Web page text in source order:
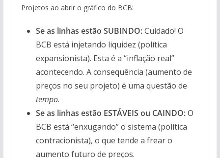
Projetos ao abrir o gráfico do BCB:
Se as linhas estão SUBINDO:Cuidado! O
BCB está injetando liquidez (política
expansionista). Esta é a “inflação real”
acontecendo. A consequência (aumento de
preços no seu projeto) é uma questão de
tempo.
Se as linhas estão ESTÁVEIS ou CAINDO:O
BCB está “enxugando” o sistema (política
contracionista), o que tende a frear o
aumento futuro de preços.